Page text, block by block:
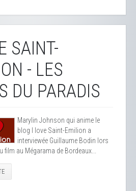
SAINT-
- LES
DU PARADIS
Marylin Johnson qui anime le
blog I love Saint-Emilion a
interviewée Guillaume Bodin lors
film au Mégarama de Bordeaux...